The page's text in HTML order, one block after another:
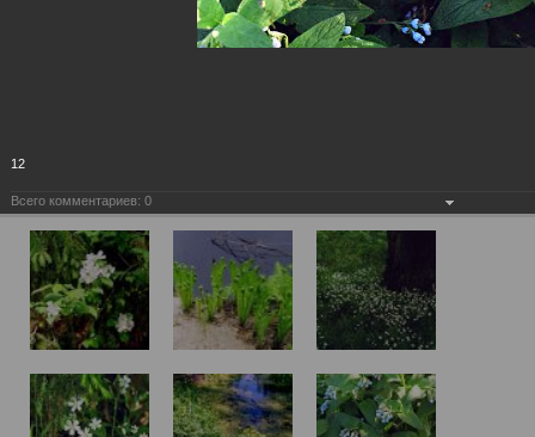
12
Всего комментариев: 0